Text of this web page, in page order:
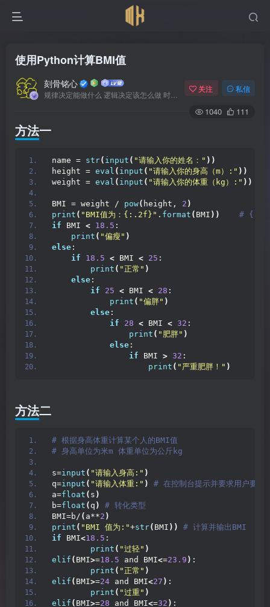
使用Python计算BMI值
刻骨铭心 关注 私信
1040 111
方法一
name = str( input ( "请输入你的姓名：" ))
height = eval ( input ( "请输入你的身高（m）:" ))
weight = eval ( input ( "请输入你的体重（kg）:" ))
BMI = weight / pow( height, 2 )
print ( "BMI值为：{:.2f}" . format ( BMI ))
# {:.2f}
if BMI < 18.5 :
print ( "偏瘦" )
else :
if
18.5 < BMI < 25 :
print ( "正常" )
else :
if
25 < BMI < 28 :
print ( "偏胖" )
else :
if
28 < BMI < 32 :
print ( "肥胖" )
else :
if BMI > 32 :
print ( "严重肥胖！" )
方法二
# 根据身高体重计算某个人的BMI值
# 身高单位为米m 体重单位为公斤kg
s=input ( "请输入身高:" )
q=input ( "请输入体重:" )
# 在控制台提示并要求用户要输
a=float ( s )
b=float ( q )
# 转化类型
BMI=b/ ( a**2 )
print ( "BMI 值为:"+str( BMI ))
# 计算并输出BMI
if BMI<18.5 :
print ( "过轻" )
elif ( BMI>=18.5 and BMI<=23.9 ) :
print ( "正常" )
elif ( BMI>=24 and BMI<27 ) :
print ( "过重" )
elif ( BMI>=28 and BMI<=32 ) :